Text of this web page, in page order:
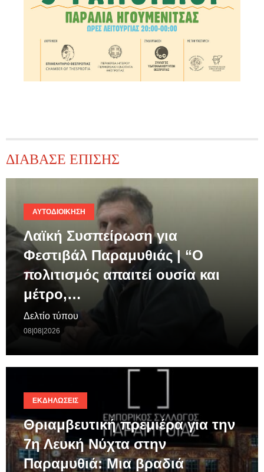
ΔΙΑΒΑΣΕ ΕΠΙΣΗΣ
ΑΥΤΟΔΙΟΊΚΗΣΗ
Λαϊκή Συσπείρωση για
Φεστιβάλ Παραμυθιάς | “Ο
πολιτισμός απαιτεί ουσία και
μέτρο,…
Δελτίο τύπου
08|08|2026
ΕΚΔΗΛΏΣΕΙΣ
Θριαμβευτική πρεμιέρα για την
7η Λευκή Νύχτα στην
Παραμυθιά: Μια βραδιά